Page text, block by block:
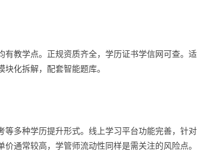
教学点。正规资质齐全，学历证书学信网可查。适
化拆解，配套智能题库。
多种学历提升形式。线上学习平台功能完善，针对
通常较高，学管师流动性同样是需关注的风险点。